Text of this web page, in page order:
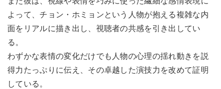
よって、チョン・ホミョンという人物が抱える複雑な内
面をリアルに描き出し、視聴者の共感を引き出してい
る。
わずかな表情の変化だけでも人物の心理の揺れ動きを説
得力たっぷりに伝え、その卓越した演技力を改めて証明
している。